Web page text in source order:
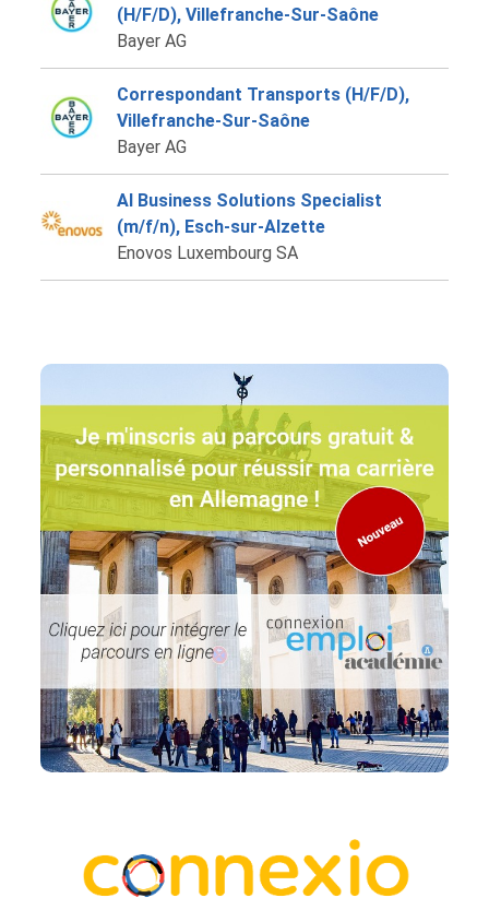
(H/F/D), Villefranche-Sur-Saône
Bayer AG
Correspondant Transports (H/F/D),
Villefranche-Sur-Saône
Bayer AG
AI Business Solutions Specialist
(m/f/n), Esch-sur-Alzette
Enovos Luxembourg SA